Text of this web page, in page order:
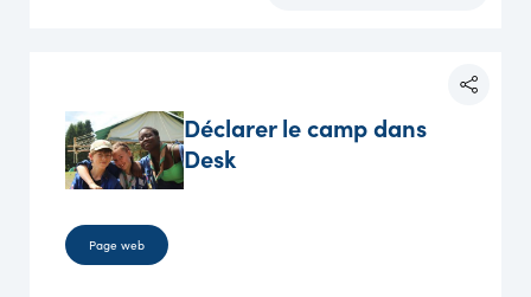
Déclarer le camp dans
Desk
Page web